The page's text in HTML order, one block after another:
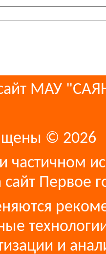
МАУ
© 2026
частичном
Первое
и